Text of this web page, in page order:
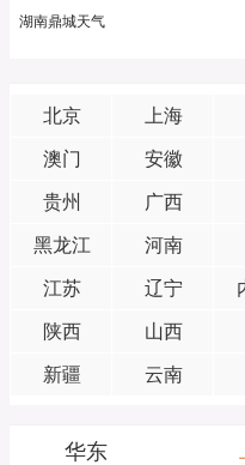
湖南鼎城天气
北京 上海
澳门 安徽
贵州 广西
黑龙江 河南
江苏 辽宁
陕西 山西
新疆 云南
华东